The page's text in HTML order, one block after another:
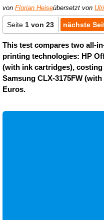
von Florian Heiseübersetzt von
Seite 1 von 23 nächste
This test compares two all-
printing technologies: HP
(with ink cartridges),
Samsung CLX-3175FW
Euros.